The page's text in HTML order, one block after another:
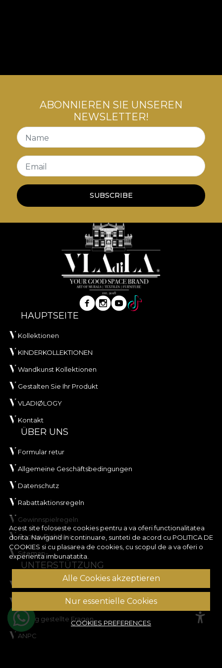
Acest site foloseste cookies pentru a va oferi functionalitatea
dorita. Navigand in continuare, sunteti de acord cu POLITICA DE
COOKIES si cu plasarea de cookies, cu scopul de a va oferi o
experienta imbunatatita.
Alle Cookies akzeptieren
Nur essentielle Cookies
COOKIES PREFERENCES
ABONNIEREN SIE UNSEREN
NEWSLETTER!
Name
Email
SUBSCRIBE
HAUPTSEITE
Kollektionen
KINDERKOLLEKTIONEN
Wandkunst Kollektionen
Gestalten Sie Ihr Produkt
VLADIØLOGY
Kontakt
ÜBER UNS
Formular retur
Allgemeine Geschäftsbedingungen
Datenschutz
Rabattaktionsregeln
Gewinnspielregeln
Cookie-Richtlinie
Sitemap
UNTERSTÜTZUNG
Kontaktieren Sie uns
Häufig gestellte Fragen
ANPC